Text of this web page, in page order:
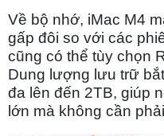
Về bộ nhớ, iMac M4
gấp đôi so với các
cũng có thể tùy chọn
Dung lượng lưu trữ
đa lên đến 2TB, giúp
lớn mà không cần